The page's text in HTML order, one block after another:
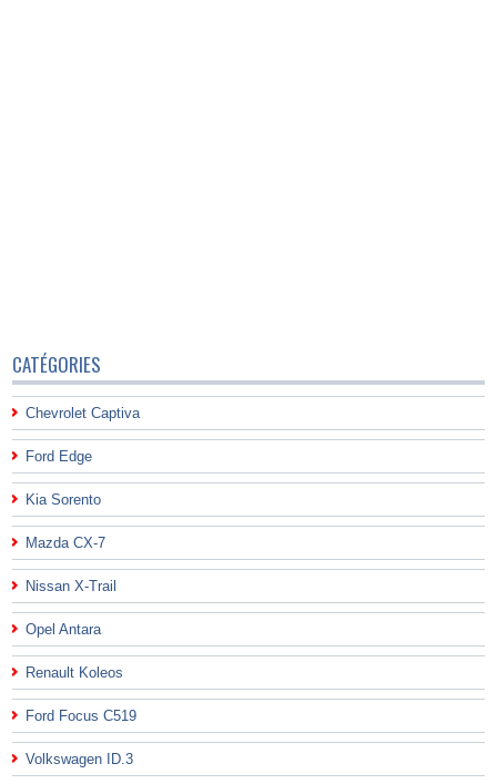
CATÉGORIES
Chevrolet Captiva
Ford Edge
Kia Sorento
Mazda CX-7
Nissan X-Trail
Opel Antara
Renault Koleos
Ford Focus C519
Volkswagen ID.3